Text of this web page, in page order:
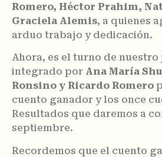
Romero, Héctor Prahim,
Graciela Alemis, a quienes
arduo trabajo y dedicación.
Ahora, es el turno de
integrado por Ana María
Ronsino y Ricardo Romero
cuento ganador y los once
Resultados que daremos a
septiembre.
Recordemos que el cuento